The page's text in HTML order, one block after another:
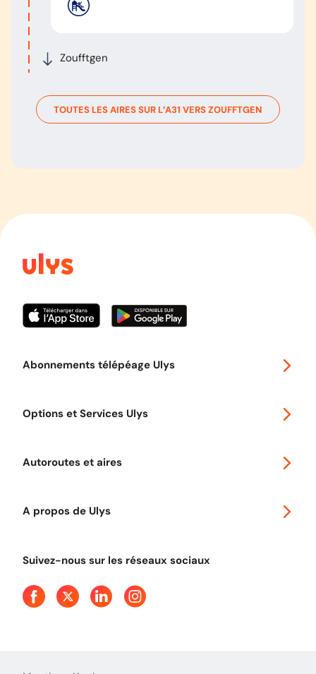
Zoufftgen
TOUTES LES AIRES SUR L’A31 VERSZOUFFTGEN
Abonnements télépéage Ulys
Options et Services Ulys
Autoroutes et aires
A propos de Ulys
Presse
Suivez-nous sur les réseaux sociaux